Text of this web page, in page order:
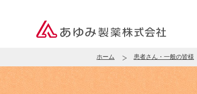
ホーム 患者さん・一般の皆様